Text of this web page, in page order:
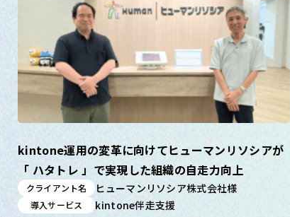
kintone運用の変革に向けてヒューマンリソシアが
「 ハタトレ 」で実現した組織の自走力向上
クライアント名 ヒューマンリソシア株式会社様
導入サービス kintone伴走支援